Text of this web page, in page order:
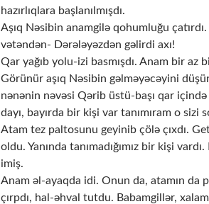
hazırlıqlara başlanılmışdı.
Aşıq Nəsibin anamgilə qohumluğu
vətəndən- Dərələyəzdən gəlirdi axı!
Qar yağıb yolu-izi basmışdı. Anam bir az
Görünür aşıq Nəsibin gəlməyəcəyini
nənənin nəvəsi Qərib üstü-başı qar içində
dayı, bayırda bir kişi var tanımıram o sizi
Atam tez paltosunu geyinib çölə çıxdı.
oldu. Yanında tanımadığımız bir kişi
imiş.
Anam əl-ayaqda idi. Onun da, atamın da
çırpdı, hal-əhval tutdu. Babamgillər,